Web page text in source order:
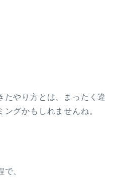
たやり方とは、まったく違
グかもしれませんね。
、